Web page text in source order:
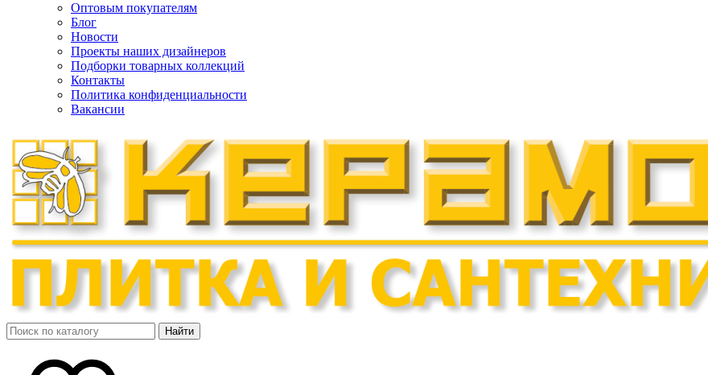
Оптовым покупателям
Блог
Новости
Проекты наших дизайнеров
Подборки товарных коллекций
Контакты
Политика конфиденциальности
Вакансии
Найти